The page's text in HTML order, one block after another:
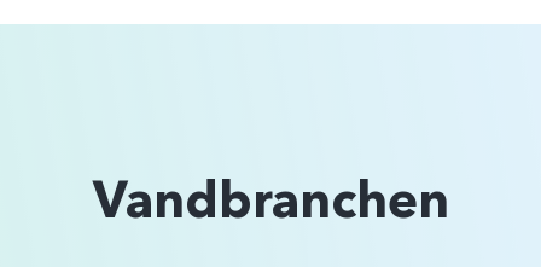
Vandbranchen